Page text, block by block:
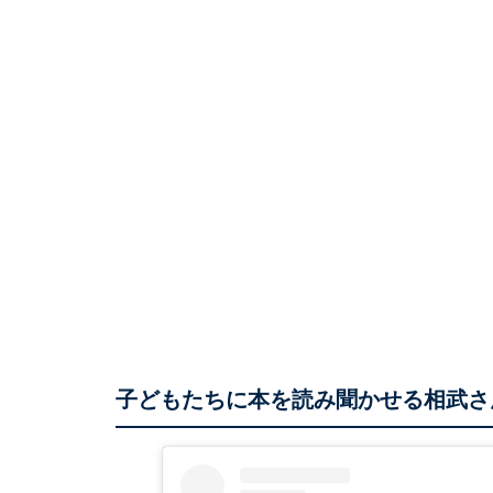
子どもたちに本を読み聞かせる相武